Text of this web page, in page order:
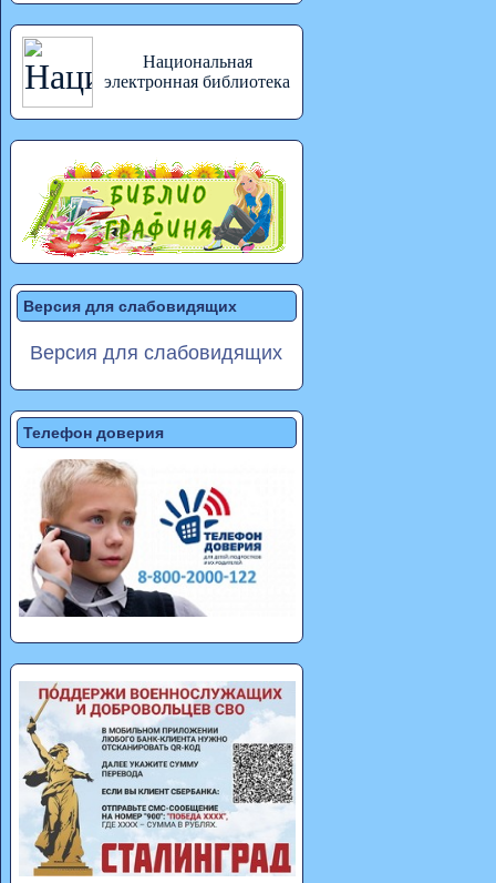
Национальная
электронная библиотека
Версия для слабовидящих
Версия для слабовидящих
Телефон доверия